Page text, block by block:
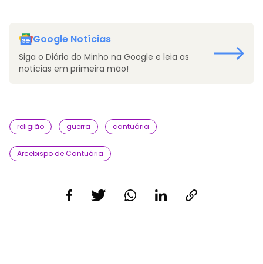
Google Notícias
Siga o Diário do Minho na Google e leia as
notícias em primeira mão!
religião guerra cantuária
Arcebispo de Cantuária